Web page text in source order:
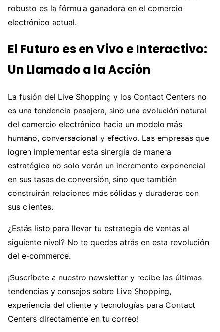
robusto es la fórmula ganadora en el comercio
electrónico actual.
El Futuro es en Vivo e Interactivo:
Un Llamado a la Acción
La fusión del Live Shopping y los Contact Centers no
es una tendencia pasajera, sino una evolución natural
del comercio electrónico hacia un modelo más
humano, conversacional y efectivo. Las empresas que
logren implementar esta sinergia de manera
estratégica no solo verán un incremento exponencial
en sus tasas de conversión, sino que también
construirán relaciones más sólidas y duraderas con
sus clientes.
¿Estás listo para llevar tu estrategia de ventas al
siguiente nivel? No te quedes atrás en esta revolución
del e-commerce.
¡Suscríbete a nuestro newsletter y recibe las últimas
tendencias y consejos sobre Live Shopping,
experiencia del cliente y tecnologías para Contact
Centers directamente en tu correo!